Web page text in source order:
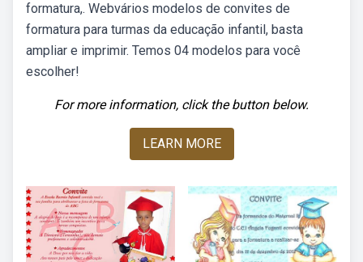
formatura,. Webvários modelos de convites de
formatura para turmas da educação infantil, basta
ampliar e imprimir. Temos 04 modelos para você
escolher!
For more information, click the button below.
LEARN MORE